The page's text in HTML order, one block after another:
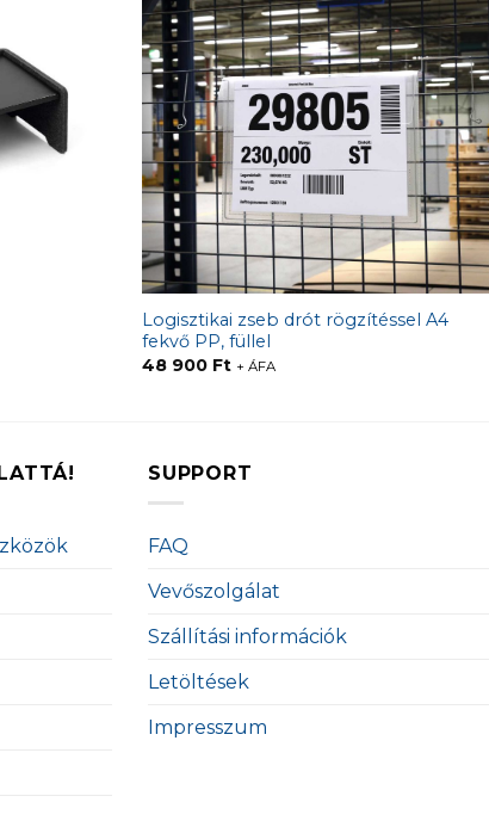
Logisztikai zseb drót rögzítéssel A4
fekvő PP, füllel
48 900 Ft + ÁFA
SUPPORT
FAQ
Vevőszolgálat
Szállítási információk
Letöltések
Impresszum